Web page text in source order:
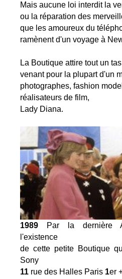
Mais aucune loi interdit la
ou la réparation des
que les amoureux du
ramènent d'un voyage à
La Boutique attire tout un
venant pour la plupart d'un
photographes, fashion
réalisateurs de film,
Lady Diana.
1989 Par la dernière
l'existence
de cette petite Boutique
Sony
11 rue des Halles Paris 1er